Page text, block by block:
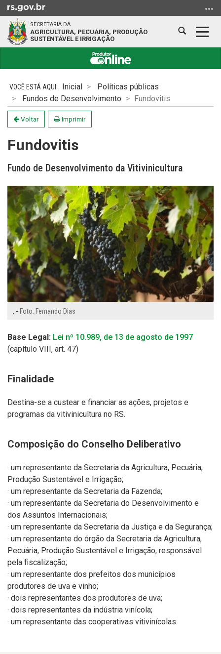
para
conteúdo
menu
para
SECRETARIA DA
AGRICULTURA, PECUÁRIA, PRODUÇÃO
SUSTENTÁVEL E IRRIGAÇÃO
Abrir
conteúdo
Inicial
Políticas públicas
Fundos de Desenvolvimento
Fundovitis
Voltar Imprimir
Fundovitis
Fundo de Desenvolvimento da Vitivinicultura
. - Foto: Fernando Dias
Base Legal: Lei nº 10.989, de 13 de agosto de 1997
(capítulo VIII, art. 47)
Finalidade
Destina-se a custear e financiar as ações, projetos e
programas da vitivinicultura no RS.
Composição do Conselho Deliberativo
· um representante da Secretaria da Agricultura, Pecuária,
Produção Sustentável e Irrigação;
· um representante da Secretaria da Fazenda;
· um representante da Secretaria do Desenvolvimento e
dos Assuntos Internacionais;
· um representante da Secretaria da Justiça e da Segurança;
· um representante do órgão da Secretaria da Agricultura,
Pecuária, Produção Sustentável e Irrigação, responsável
pela fiscalização;
· um representante dos prefeitos dos municípios
produtores de uva e vinho;
· dois representantes dos produtores de uva;
· dois representantes da indústria vinícola;
· um representante das cooperativas vitivinícolas.